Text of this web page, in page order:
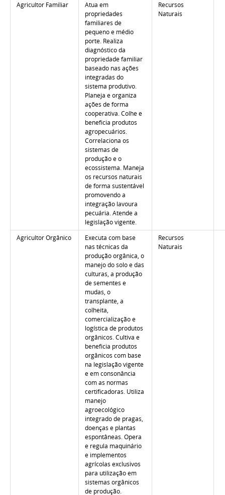
Agricultor Familiar
Atua em
propriedades
familiares de
pequeno e médio
porte. Realiza
diagnóstico da
propriedade familiar
baseado nas ações
integradas do
sistema produtivo.
Planeja e organiza
ações de forma
cooperativa. Colhe e
beneficia produtos
agropecuários.
Correlaciona os
sistemas de
produção e o
ecossistema. Maneja
os recursos naturais
de forma sustentável
promovendo a
integração lavoura
pecuária. Atende a
legislação vigente.
Recursos
Naturais
Agricultor Orgânico
Executa com base
nas técnicas da
produção orgânica, o
manejo do solo e das
culturas, a produção
de sementes e
mudas, o
transplante, a
colheita,
comercialização e
logística de produtos
orgânicos. Cultiva e
beneficia produtos
orgânicos com base
na legislação vigente
e em consonância
com as normas
certificadoras. Utiliza
manejo
agroecológico
integrado de pragas,
doenças e plantas
espontâneas. Opera
e regula maquinário
e implementos
agrícolas exclusivos
para utilização em
sistemas orgânicos
de produção.
Recursos
Naturais